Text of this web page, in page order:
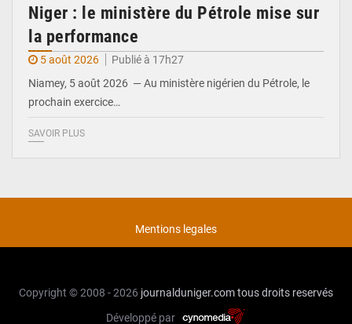
Niger : le ministère du Pétrole mise sur
la performance
5 août 2026
Publié à 17h27
Niamey, 5 août 2026 — Au ministère nigérien du Pétrole, le
prochain exercice…
SAVOIR PLUS
Mentions legales
Copyright © 2008 - 2026 journalduniger.comtous droits reservés
Développé par